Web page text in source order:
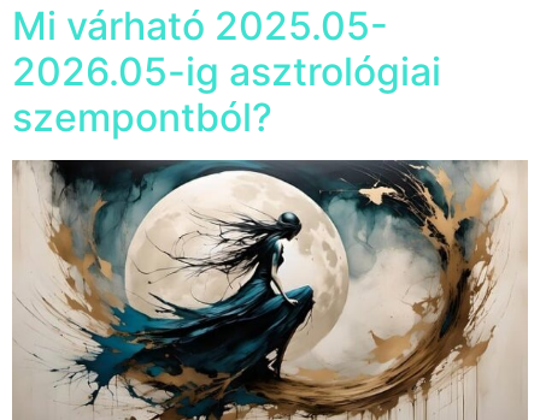
Mi várható 2025.05-
2026.05-ig asztrológiai
szempontból?